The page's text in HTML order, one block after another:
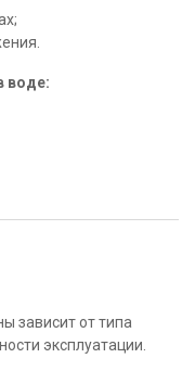
воде:
зависит от типа
эксплуатации.